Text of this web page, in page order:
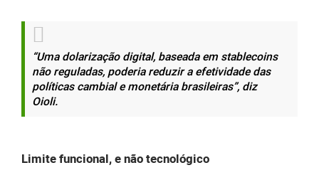
“Uma dolarização digital, baseada em stablecoins
não reguladas, poderia reduzir a efetividade das
políticas cambial e monetária brasileiras”, diz
Oioli.
Limite funcional, e não tecnológico